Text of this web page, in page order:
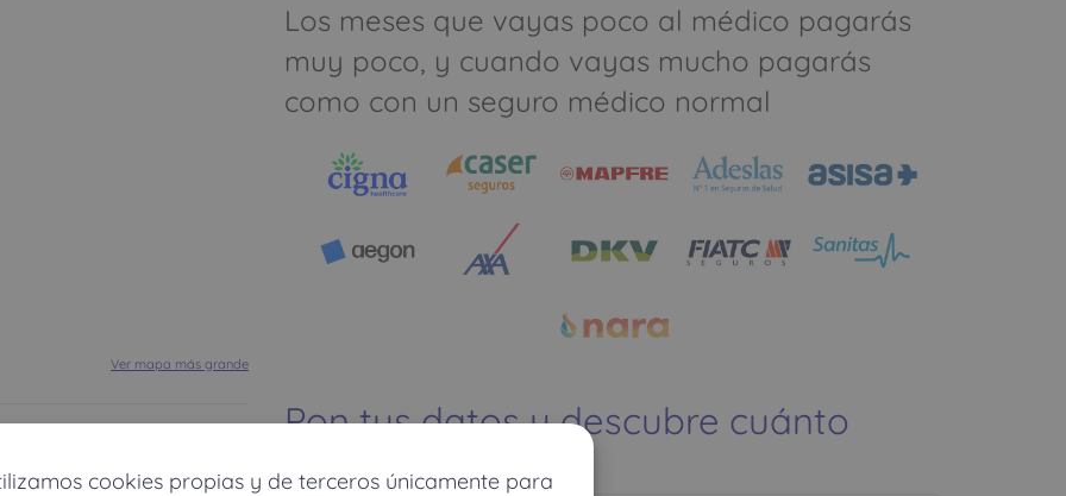
cookies propias y de terceros únicamente para
Ver mapa más grande
Los meses que vayas poco al médico pagarás
muy poco, y cuando vayas mucho pagarás
como con un seguro médico normal
Pon tus datos y descubre cuánto
dinero ahorrarías